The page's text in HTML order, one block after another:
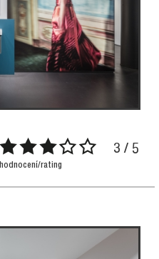
3 / 5
hodnocení/rating